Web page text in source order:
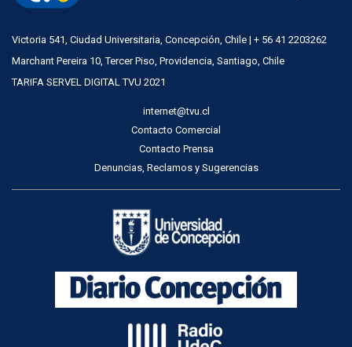
Victoria 541, Ciudad Universitaria, Concepción, Chile | + 56 41 2203262
Marchant Pereira 10, Tercer Piso, Providencia, Santiago, Chile
TARIFA SERVEL DIGITAL TVU 2021
internet@tvu.cl
Contacto Comercial
Contacto Prensa
Denuncias, Reclamos y Sugerencias